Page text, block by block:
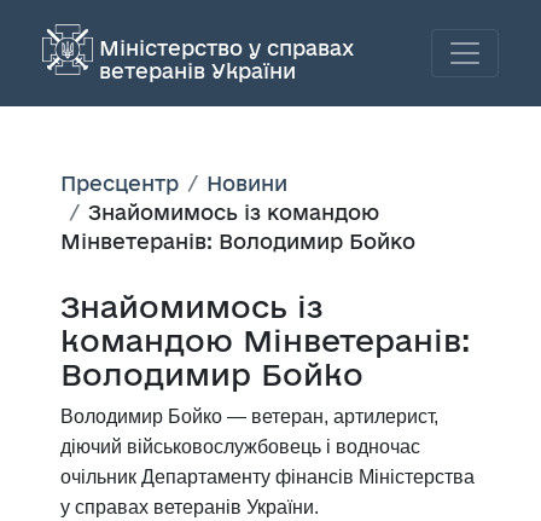
Міністерство у справах
ветеранів України
Пресцентр
Новини
Знайомимось із командою
Мінветеранів: Володимир Бойко
Знайомимось із
командою Мінветеранів:
Володимир Бойко
Володимир Бойко — ветеран, артилерист,
діючий військовослужбовець і водночас
очільник Департаменту фінансів Міністерства
у справах ветеранів України.